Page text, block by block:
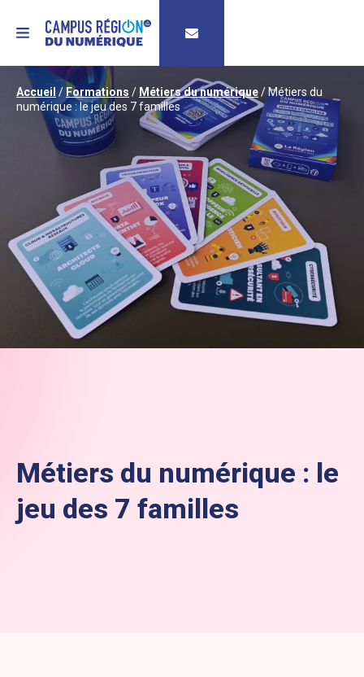
MENU
Accueil /Formations / Métiers du numérique/Métiers du
numérique : le jeu des 7 familles
Métiers du numérique : le
jeu des 7 familles